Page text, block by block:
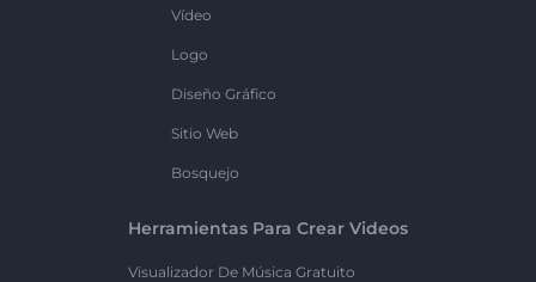
Vídeo
Logo
Diseño Gráfico
Sitio Web
Bosquejo
Herramientas Para Crear Videos
Visualizador De Música Gratuito